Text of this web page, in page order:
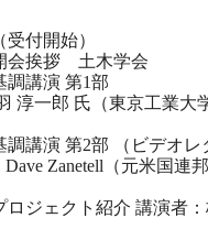
開始）
挨拶 土木学会
講演 第1部
（東京工業大学
演 第2部 （ビデオレ
（元米国連邦
ェクト紹介 講演者：